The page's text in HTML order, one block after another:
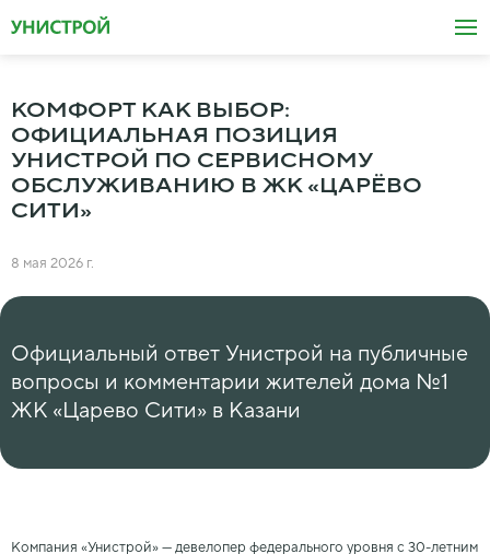
КОМФОРТ КАК ВЫБОР:
ОФИЦИАЛЬНАЯ ПОЗИЦИЯ
УНИСТРОЙ ПО СЕРВИСНОМУ
ОБСЛУЖИВАНИЮ В ЖК «ЦАРЁВО
СИТИ»
8 мая 2026 г.
Официальный ответ Унистрой на публичные
вопросы и комментарии жителей дома №1
ЖК «Царево Сити» в Казани
Компания «Унистрой» — девелопер федерального уровня с 30-летним